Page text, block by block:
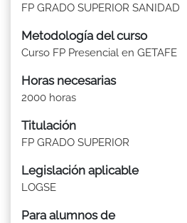
FP GRADO SUPERIOR SANIDAD
Metodología del curso
Curso FP Presencial en GETAFE
Horas necesarias
2000 horas
Titulación
FP GRADO SUPERIOR
Legislación aplicable
LOGSE
Para alumnos de